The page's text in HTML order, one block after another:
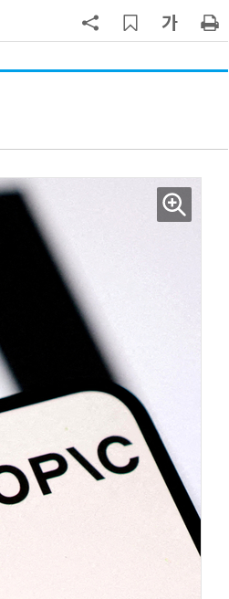
인 인플루언서 체포… 7대 연쇄추돌
다”… 트럼프, 원정출산 정조준
70년 만에 돌아온 시베리아호랑
이…카자흐스탄 야생에 풀렸다